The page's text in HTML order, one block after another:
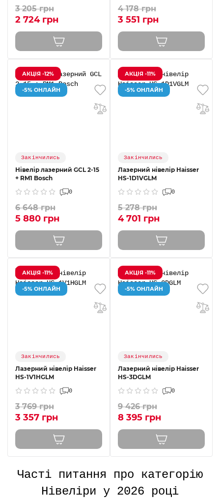
3 205 грн
2 724 грн
4 178 грн
3 551 грн
АКЦІЯ -12%
-5% ОНЛАЙН
Закінчились
Нівелір лазерний GCL 2-15
+ RM1 Bosch
0
6 648 грн
5 880 грн
АКЦІЯ -11%
-5% ОНЛАЙН
Закінчились
Лазерний нiвелiр Haisser
HS-1D1VGLM
0
5 278 грн
4 701 грн
АКЦІЯ -11%
-5% ОНЛАЙН
Закінчились
Лазерний нiвелiр Haisser
HS-1V1HGLM
0
3 769 грн
3 357 грн
АКЦІЯ -11%
-5% ОНЛАЙН
Закінчились
Лазерний нiвелiр Haisser
HS-3DGLM
0
9 426 грн
8 395 грн
Часті питання про категорію
Нівеліри у 2026 році